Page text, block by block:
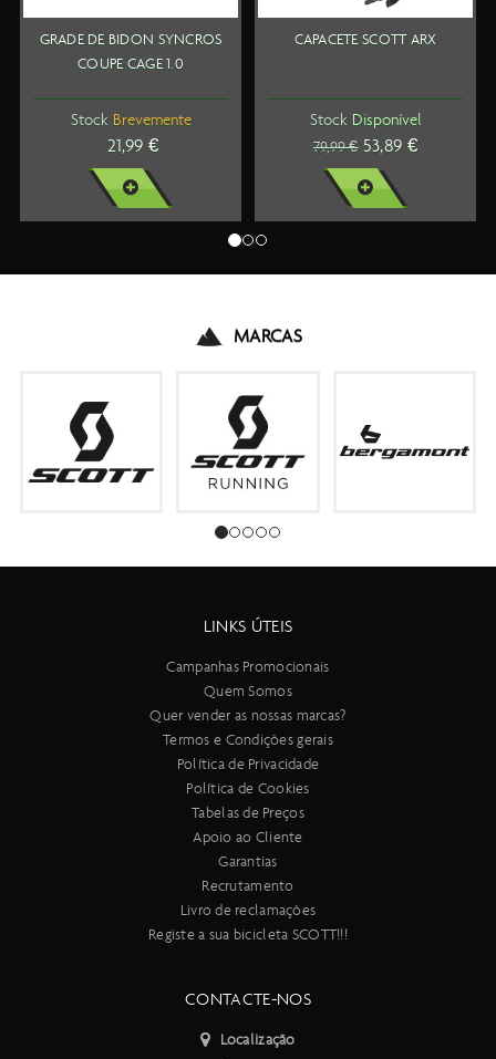
CAPACETE SCOTT ARX
Stock Disponível
79,99 € 53,89 €
VER MAIS
SAPATOS SCOTT MTB COMP
Stock Disponível
119,99 €
VER MAIS
MARCAS
LINKS ÚTEIS
Campanhas Promocionais
Quem Somos
Quer vender as nossas marcas?
Termos e Condições gerais
Política de Privacidade
Política de Cookies
Tabelas de Preços
Apoio ao Cliente
Garantias
Recrutamento
Livro de reclamações
Registe a sua bicicleta SCOTT!!!
CONTACTE-NOS
Localização